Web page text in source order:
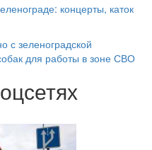
концерты, каток
с зеленоградской
для работы в зоне СВО